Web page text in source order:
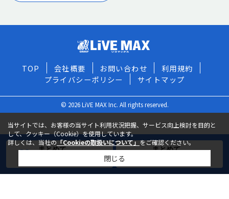
まとめて
まとめて
TOP 会社概要 お問い合わせ
利用規約
プライバシーポリシー
サイトマップ
© 2026 LiVE MAX Inc. All rights reserved.
当サイトでは、お客様の当サイト利用状況把握、サービス向上検討を目的と
して、クッキー（Cookie）を使用しています。
詳しくは、当社の「Cookieの取扱いについて」をご確認ください。
閉じる